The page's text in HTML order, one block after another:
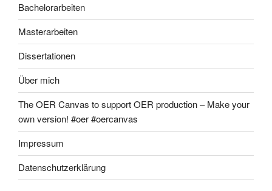
Bachelorarbeiten
Masterarbeiten
Dissertationen
Über mich
The OER Canvas to support OER production – Make your
own version! #oer #oercanvas
Impressum
Datenschutzerklärung